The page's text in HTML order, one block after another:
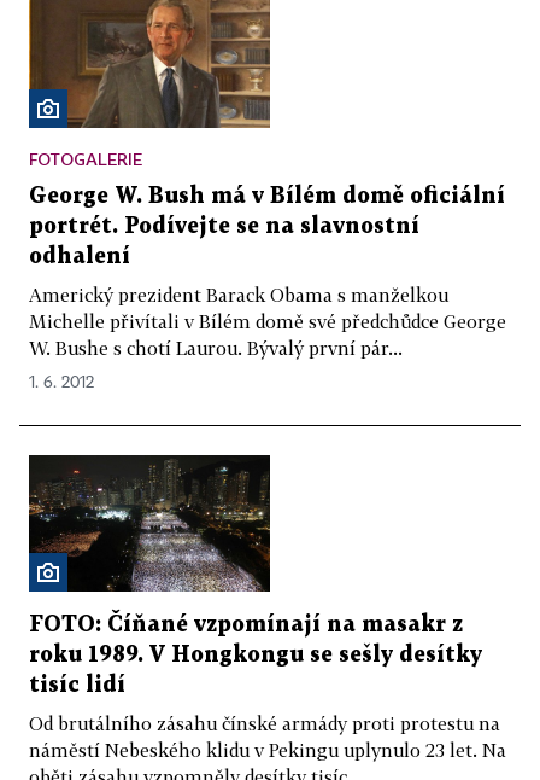
FOTOGALERIE
George W. Bush má v Bílém domě oficiální
portrét. Podívejte se na slavnostní
odhalení
Americký prezident Barack Obama s manželkou
Michelle přivítali v Bílém domě své předchůdce George
W. Bushe s chotí Laurou. Bývalý první pár...
1. 6. 2012
FOTO: Číňané vzpomínají na masakr z
roku 1989. V Hongkongu se sešly desítky
tisíc lidí
Od brutálního zásahu čínské armády proti protestu na
náměstí Nebeského klidu v Pekingu uplynulo 23 let. Na